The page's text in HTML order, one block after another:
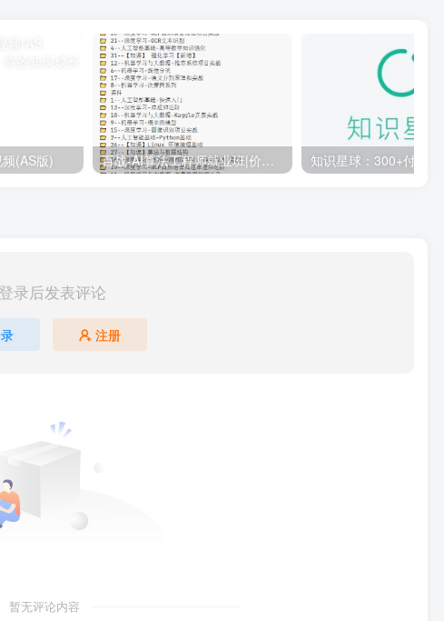
(AS版) 百战-AI算法工程师就业班|价值18980元|冲击百万年薪|完结无秘
录后发表评论
注册
暂无评论内容